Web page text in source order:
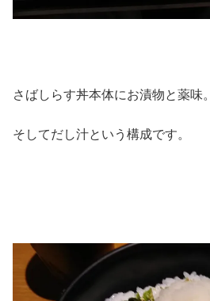
さばしらす丼本体にお漬物と薬味。
そしてだし汁という構成です。